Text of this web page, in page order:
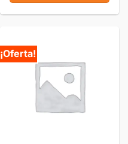
¡Oferta!